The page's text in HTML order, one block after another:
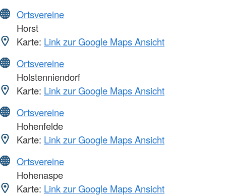
Ortsvereine
Horst
Karte: Link zur Google Maps Ansicht
Ortsvereine
Holstenniendorf
Karte: Link zur Google Maps Ansicht
Ortsvereine
Hohenfelde
Karte: Link zur Google Maps Ansicht
Ortsvereine
Hohenaspe
Karte: Link zur Google Maps Ansicht